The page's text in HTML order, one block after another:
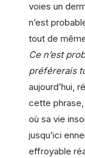
voies un
n’est
tout de
Ce n’est
préférerais
aujourd’hui,
cette
où sa vie
jusqu’ici
effroyable